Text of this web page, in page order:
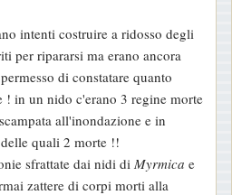
intenti costruire a ridosso degli
per ripararsi ma erano ancora
di constatare quanto
! in un nido c'erano 3 regine morte
all'inondazione e in
quali 2 morte !!
sfrattate dai nidi di Myrmica e
zattere di corpi morti alla